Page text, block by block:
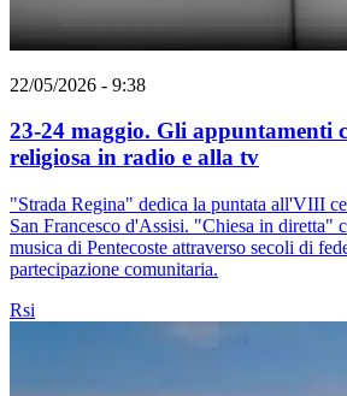
22/05/2026 - 9:38
23-24 maggio. Gli appuntamenti
religiosa in radio e alla tv
"Strada Regina" dedica la puntata all'VIII
San Francesco d'Assisi. "Chiesa in diretta"
musica di Pentecoste attraverso secoli di
partecipazione comunitaria.
Rsi